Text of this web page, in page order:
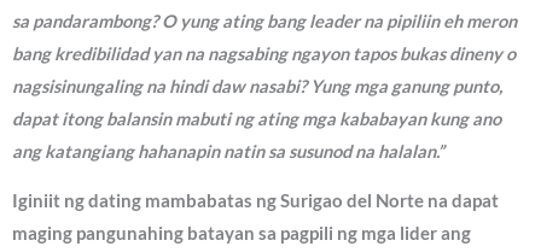
sa pandarambong? O yung ating bang leader na pipiliin eh meron
bang kredibilidad yan na nagsabing ngayon tapos bukas dineny o
nagsisinungaling na hindi daw nasabi? Yung mga ganung punto,
dapat itong balansin mabuti ng ating mga kababayan kung ano
ang katangiang hahanapin natin sa susunod na halalan.”
Iginiit ng dating mambabatas ng Surigao del Norte na dapat
maging pangunahing batayan sa pagpili ng mga lider ang